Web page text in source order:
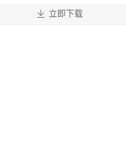
 立即下载